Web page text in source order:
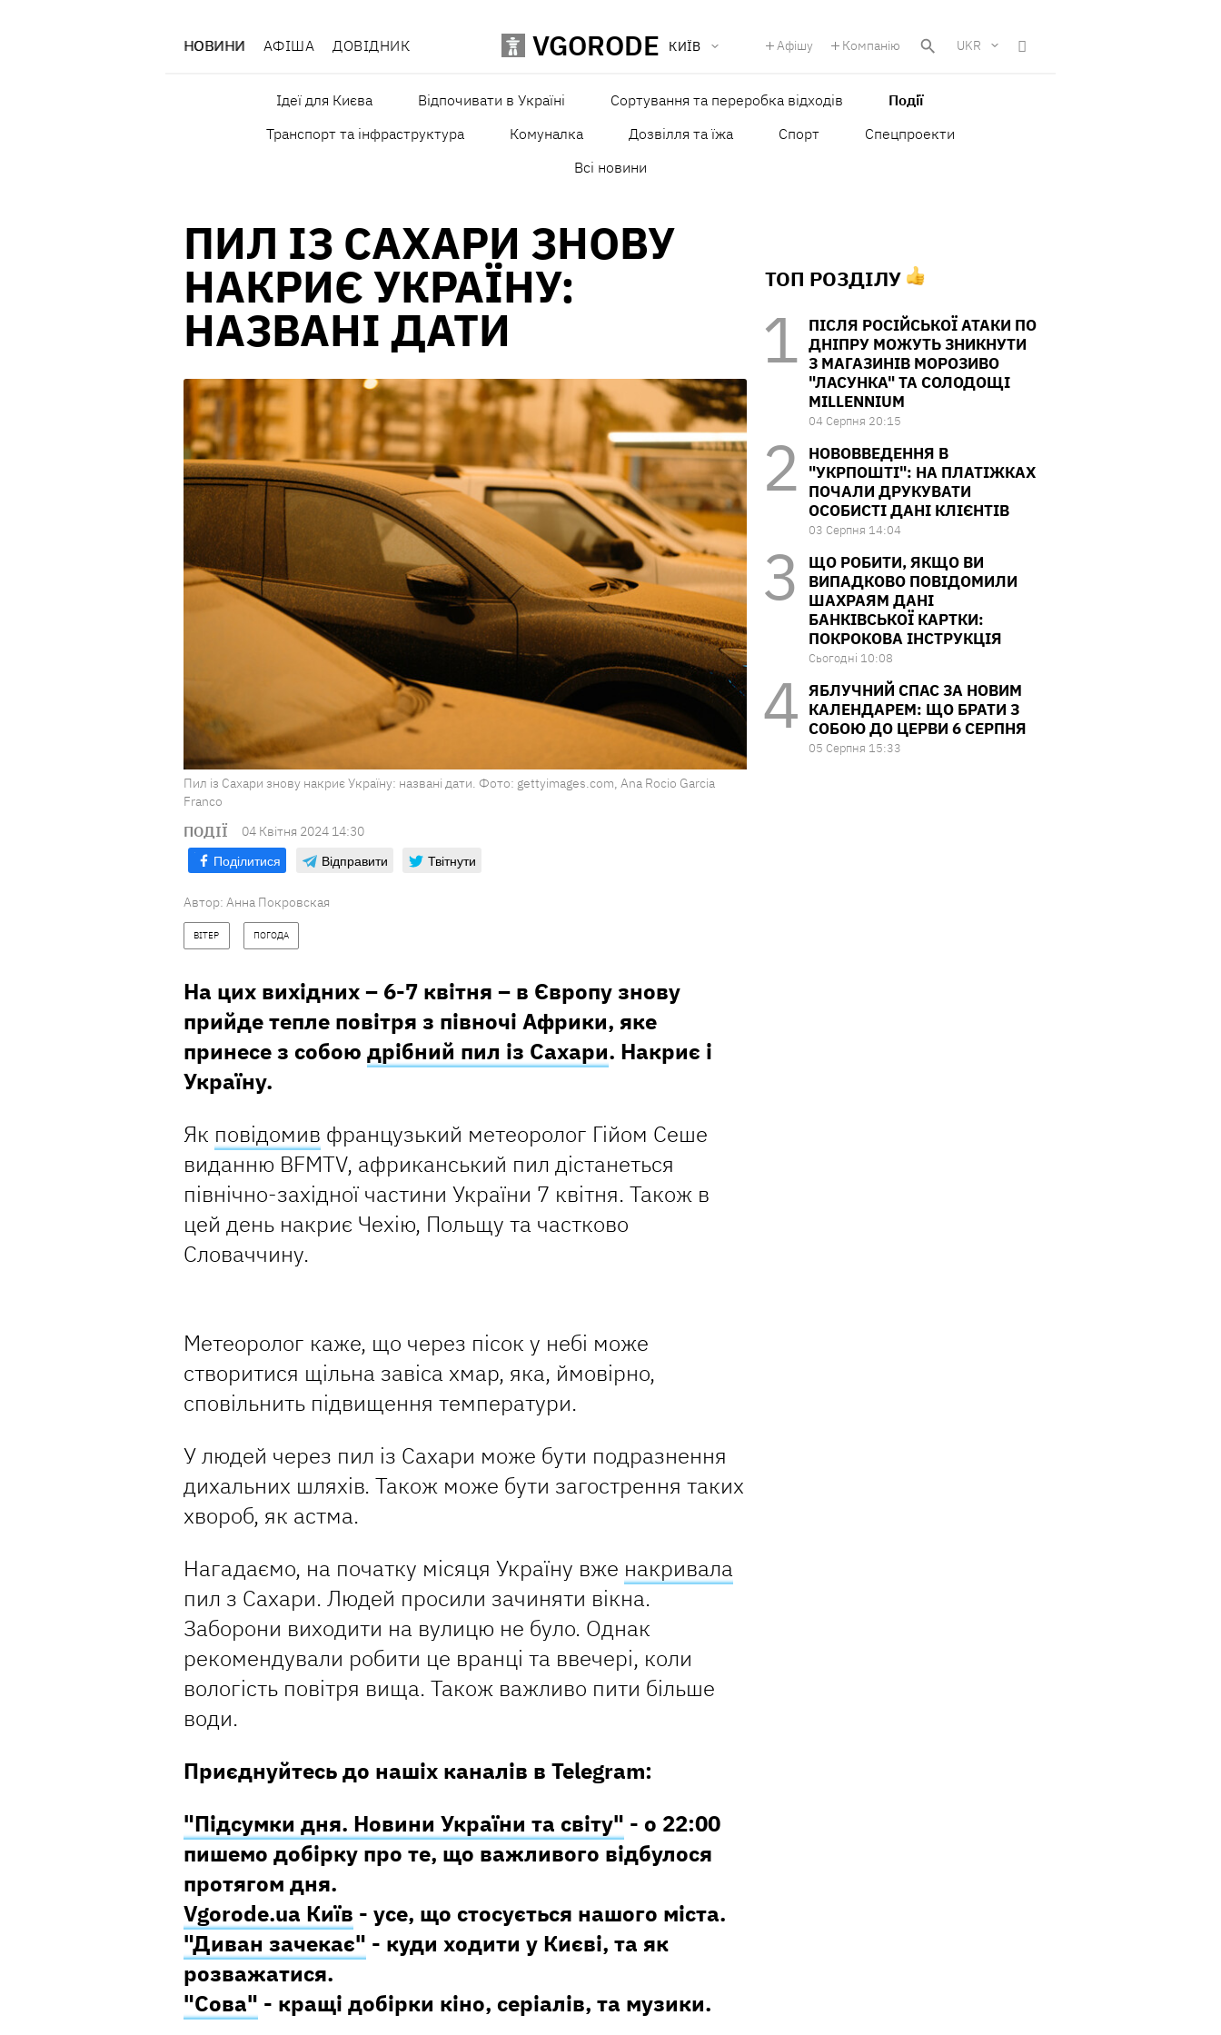
НОВИНИ АФІША ДОВІДНИК VGORODE КИЇВ Афішу Компанію UKR
Ідеї для Києва Відпочивати в Україні Сортування та переробка відходів
Події
Транспорт та інфраструктура
Комуналка Дозвілля та їжа Спорт
Спецпроекти
Всі новини
ПИЛ ІЗ САХАРИ ЗНОВУ
НАКРИЄ УКРАЇНУ:
НАЗВАНІ ДАТИ
Пил із Сахари знову накриє Україну: названі дати. Фото: gettyimages.com, Ana Rocio Garcia
Franco
ПОДІЇ 04 Квiтня 2024 14:30
Поділитися Відправити Твітнути
Автор: Анна Покровская
ВІТЕР ПОГОДА
На цих вихідних – 6-7 квітня – в Європу знову
прийде тепле повітря з півночі Африки, яке
принесе з собою дрібний пил із Сахари. Накриє і
Україну.
Як повідомив французький метеоролог Гійом Сеше
виданню BFMTV, африканський пил дістанеться
північно-західної частини України 7 квітня. Також в
цей день накриє Чехію, Польщу та частково
Словаччину.
Метеоролог каже, що через пісок у небі може
створитися щільна завіса хмар, яка, ймовірно,
сповільнить підвищення температури.
У людей через пил із Сахари може бути подразнення
дихальних шляхів. Також може бути загострення таких
хвороб, як астма.
Нагадаємо, на початку місяця Україну вже накривала
пил з Сахари. Людей просили зачиняти вікна.
Заборони виходити на вулицю не було. Однак
рекомендували робити це вранці та ввечері, коли
вологість повітря вища. Також важливо пити більше
води.
Приєднуйтесь до нашіх каналів в Telegram:
"Підсумки дня. Новини України та світу" - о 22:00
пишемо добірку про те, що важливого відбулося
протягом дня.
Vgorode.ua Київ - усе, що стосується нашого міста.
"Диван зачекає" - куди ходити у Києві, та як
розважатися.
"Сова" - кращі добірки кіно, серіалів, та музики.
ТОП РОЗДІЛУ
ПІСЛЯ РОСІЙСЬКОЇ АТАКИ ПО
ДНІПРУ МОЖУТЬ ЗНИКНУТИ
З МАГАЗИНІВ МОРОЗИВО
"ЛАСУНКА" ТА СОЛОДОЩІ
MILLENNIUM
04 Серпня 20:15
НОВОВВЕДЕННЯ В
"УКРПОШТІ": НА ПЛАТІЖКАХ
ПОЧАЛИ ДРУКУВАТИ
ОСОБИСТІ ДАНІ КЛІЄНТІВ
03 Серпня 14:04
ЩО РОБИТИ, ЯКЩО ВИ
ВИПАДКОВО ПОВІДОМИЛИ
ШАХРАЯМ ДАНІ
БАНКІВСЬКОЇ КАРТКИ:
ПОКРОКОВА ІНСТРУКЦІЯ
Сьогодні 10:08
ЯБЛУЧНИЙ СПАС ЗА НОВИМ
КАЛЕНДАРЕМ: ЩО БРАТИ З
СОБОЮ ДО ЦЕРВИ 6 СЕРПНЯ
05 Серпня 15:33